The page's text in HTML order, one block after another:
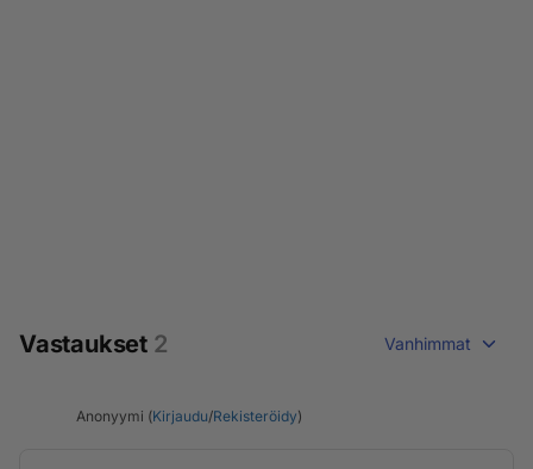
Vastaukset 2 Vanhimmat
Anonyymi (Kirjaudu/Rekisteröidy)